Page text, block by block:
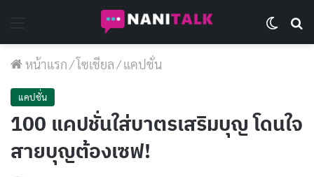
หน้าแรก/โซเชียล/แคปชั่น
แคปชั่น
100 แคปชั่นใส่บาตรเสริมบุญ โดนใจ
สายบุญต้องเซฟ!